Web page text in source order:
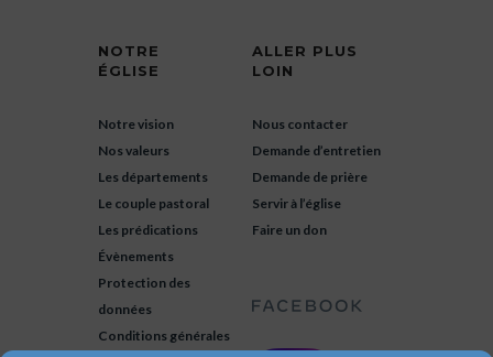
NOTRE
ÉGLISE
Notre vision
Nos valeurs
Les départements
Le couple pastoral
Les prédications
Évènements
Protection des
données
Conditions générales
ALLER PLUS
LOIN
Nous contacter
Demande d’entretien
Demande de prière
Servir à l’église
Faire un don